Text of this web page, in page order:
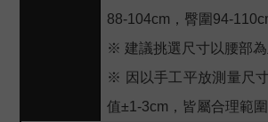
88-104cm，臀圍94-
※ 建議挑選尺寸以腰部為
※ 因以手工平放測量尺
值±1-3cm，皆屬合理範圍